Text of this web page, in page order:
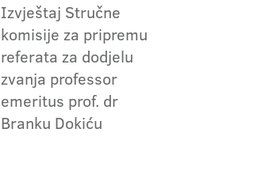
Izvještaj Stručne
komisije za pripremu
referata za dodjelu
zvanja professor
emeritus prof. dr
Branku Dokiću